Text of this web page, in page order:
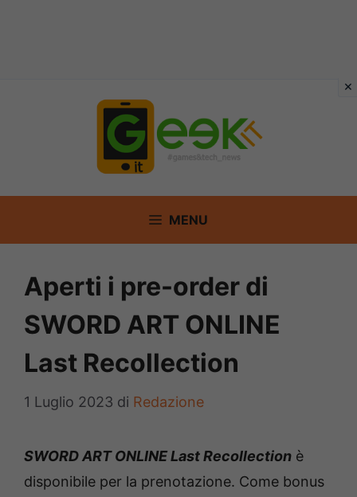
MENU
Aperti i pre-order di
SWORD ART ONLINE
Last Recollection
1 Luglio 2023 di Redazione
SWORD ART ONLINE Last Recollection è
disponibile per la prenotazione. Come bonus